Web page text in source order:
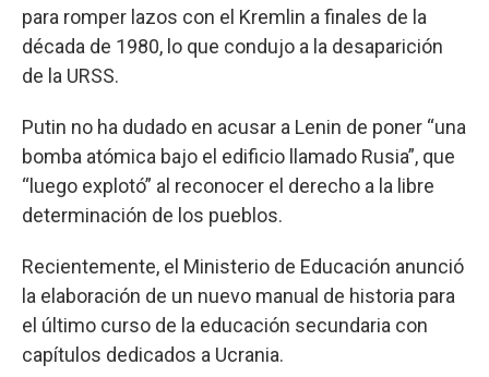
para romper lazos con el Kremlin a finales de la
década de 1980, lo que condujo a la desaparición
de la URSS.
Putin no ha dudado en acusar a Lenin de poner “una
bomba atómica bajo el edificio llamado Rusia”, que
“luego explotó” al reconocer el derecho a la libre
determinación de los pueblos.
Recientemente, el Ministerio de Educación anunció
la elaboración de un nuevo manual de historia para
el último curso de la educación secundaria con
capítulos dedicados a Ucrania.